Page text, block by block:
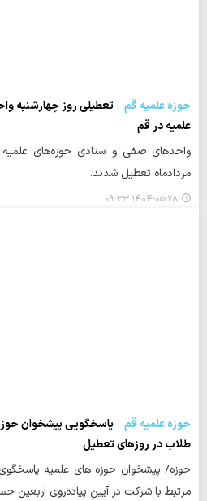
حوزه علمیه قم
تعطیلی روز چهارشنبه
علمیه در قم
مردادماه تعطیل شدند.
۱۴۰۴-۰۵-۲۸ ۰۹:۳۳
حوزه علمیه قم
پاسخگویی پیشخوان
طلاب در روزهای تعطیل
حوزه/ پیشخوان حوزه‌ های علمیه
مرتبط با شرکت در آیین پیاده‌روی اربعین